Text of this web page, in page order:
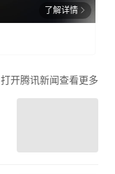
了解详情
打开腾讯新闻查看更多